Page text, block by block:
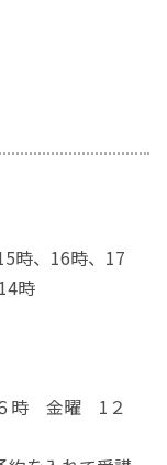
、16時、17
時
時 金曜 1２